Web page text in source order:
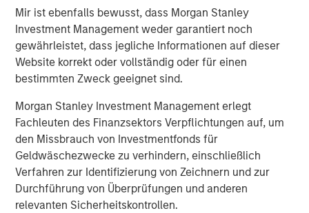
Mir ist ebenfalls bewusst, dass Morgan Stanley
Investment Management weder garantiert noch
gewährleistet, dass jegliche Informationen auf dieser
Website korrekt oder vollständig oder für einen
bestimmten Zweck geeignet sind.
Morgan Stanley Investment Management erlegt
Fachleuten des Finanzsektors Verpflichtungen auf, um
den Missbrauch von Investmentfonds für
Geldwäschezwecke zu verhindern, einschließlich
Verfahren zur Identifizierung von Zeichnern und zur
Durchführung von Überprüfungen und anderen
relevanten Sicherheitskontrollen.
trusted us to deploy their capital through this strategy.”
About Morgan Stanley Investment Management
Morgan Stanley Investment Management, together with
its investment advisory affiliates, has more than 1,200
investment professionals around the world and $1.3
trillion in assets under management or supervision as of
December 31, 2022. Morgan Stanley Investment
Management strives to provide outstanding long-term
investment performance, service, and a comprehensive
suite of investment management solutions to a diverse
client base, which includes governments, institutions,